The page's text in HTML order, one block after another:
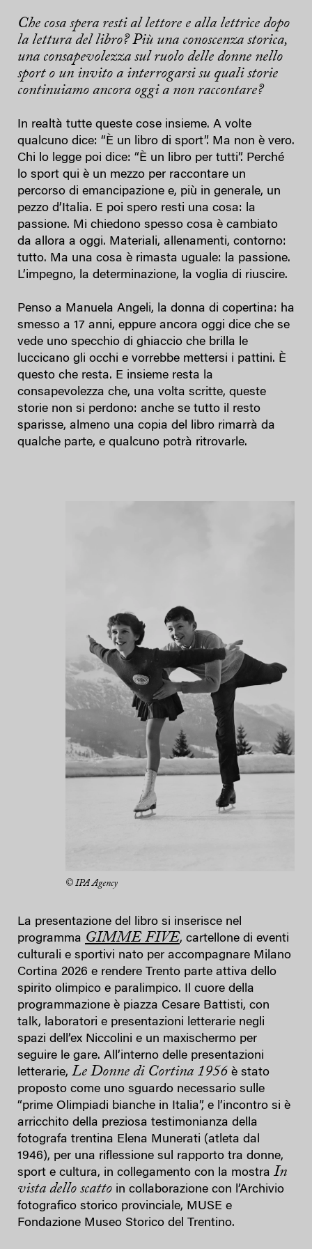
Che cosa spera resti al lettore e alla lettrice dopo
la lettura del libro? Più una conoscenza storica,
una consapevolezza sul ruolo delle donne nello
sport o un invito a interrogarsi su quali storie
continuiamo ancora oggi a non raccontare?
In realtà tutte queste cose insieme. A volte
qualcuno dice: “È un libro di sport”. Ma non è vero.
Chi lo legge poi dice: “È un libro per tutti”. Perché
lo sport qui è un mezzo per raccontare un
percorso di emancipazione e, più in generale, un
pezzo d’Italia. E poi spero resti una cosa: la
passione. Mi chiedono spesso cosa è cambiato
da allora a oggi. Materiali, allenamenti, contorno:
tutto. Ma una cosa è rimasta uguale: la passione.
L’impegno, la determinazione, la voglia di riuscire.
Penso a Manuela Angeli, la donna di copertina: ha
smesso a 17 anni, eppure ancora oggi dice che se
vede uno specchio di ghiaccio che brilla le
luccicano gli occhi e vorrebbe mettersi i pattini. È
questo che resta. E insieme resta la
consapevolezza che, una volta scritte, queste
storie non si perdono: anche se tutto il resto
sparisse, almeno una copia del libro rimarrà da
qualche parte, e qualcuno potrà ritrovarle.
© IPA Agency
La presentazione del libro si inserisce nel
programma GIMME FIVE, cartellone di eventi
culturali e sportivi nato per accompagnare Milano
Cortina 2026 e rendere Trento parte attiva dello
spirito olimpico e paralimpico. Il cuore della
programmazione è piazza Cesare Battisti, con
talk, laboratori e presentazioni letterarie negli
spazi dell’ex Niccolini e un maxischermo per
seguire le gare. All’interno delle presentazioni
letterarie, Le Donne di Cortina 1956 è stato
proposto come uno sguardo necessario sulle
“prime Olimpiadi bianche in Italia”, e l’incontro si è
arricchito della preziosa testimonianza della
fotografa trentina Elena Munerati (atleta dal
1946), per una riflessione sul rapporto tra donne,
sport e cultura, in collegamento con la mostra In
vista dello scatto in collaborazione con l’Archivio
fotografico storico provinciale, MUSE e
Fondazione Museo Storico del Trentino.